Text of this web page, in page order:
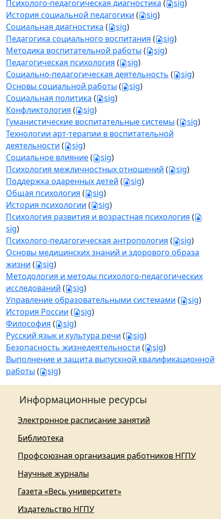
Психолого-педагогическая диагностика ( sig)
История социальной педагогики ( sig)
Социальная диагностика ( sig)
Педагогика социального воспитания ( sig)
Методика воспитательной работы ( sig)
Педагогическая психология ( sig)
Социально-педагогическая деятельность ( sig)
Основы социальной работы ( sig)
Социальная политика ( sig)
Конфликтология ( sig)
Гуманистические воспитательные системы ( sig)
Технологии арт-терапии в воспитательной
деятельности ( sig)
Социальное влияние( sig)
Психология межличностных отношений ( sig)
Поддержка одаренных детей ( sig)
Общая психология ( sig)
История психологии ( sig)
Психология развития и возрастная психология (
sig)
Психолого-педагогическая антропология ( sig)
Основы медицинских знаний и здорового образа
жизни ( sig)
Методология и методы психолого-педагогических
исследований ( sig)
Управление образовательными системами ( sig)
История России ( sig)
Философия ( sig)
Русский язык и культура речи ( sig)
Безопасность жизнедеятельности ( sig)
Выполнение и защита выпускной квалификационной
работы ( sig)
Информационные ресурсы
Электронное расписание занятий
Библиотека
Профсоюзная организация работников НГПУ
Научные журналы
Газета «Весь университет»
Издательство НГПУ